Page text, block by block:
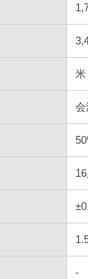
米
会
±0
-